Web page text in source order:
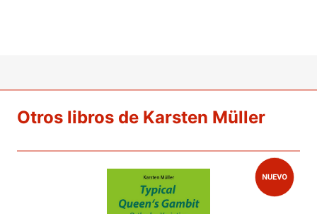
Otros libros de Karsten Müller